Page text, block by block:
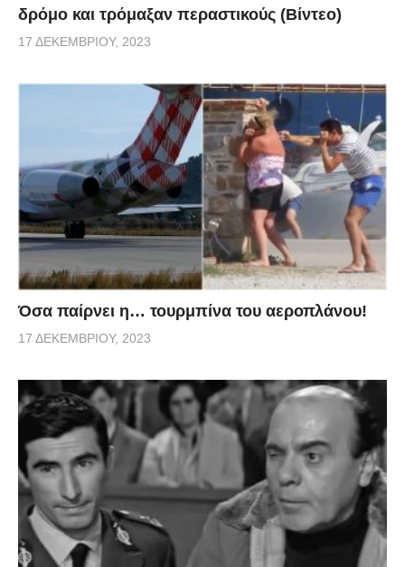
δρόμο και τρόμαξαν περαστικούς (Βίντεο)
17 ΔΕΚΕΜΒΡΊΟΥ, 2023
Όσα παίρνει η… τουρμπίνα του αεροπλάνου!
17 ΔΕΚΕΜΒΡΊΟΥ, 2023